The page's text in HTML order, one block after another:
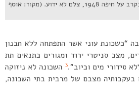
עמדות הצלפים בואדי סליב בקרב על חיפה 1948, צלם לא ידוע. (מקור: אוסף
“כשכונת עוני אשר התפתחה ללא תכנון
מצב סניטרי ירוד ומגורים בתנאים תת
סידורי מים וביוב”.3 השכונה לא ניזוקה
48, אולם בעקבותיה מצבם של מרבית בתי השכונה,